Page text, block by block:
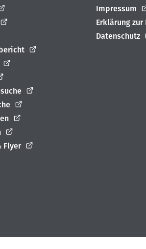
Flyer
Impressum
Erklärung
Datenschutz